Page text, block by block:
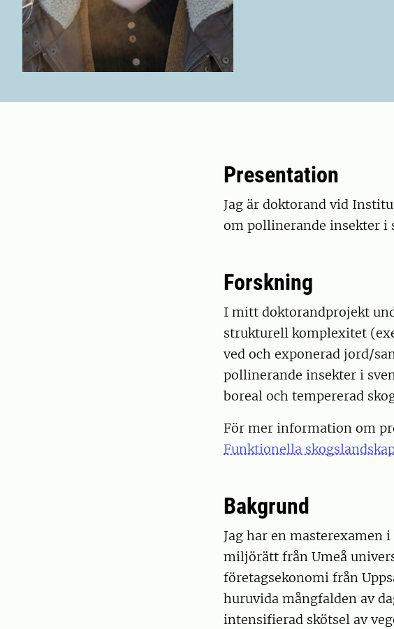
Presentation
Jag är doktorand vid
om pollinerande insekter i
Forskning
I mitt doktorandprojekt
strukturell komplexitet
ved och exponerad jord/
pollinerande insekter i
boreal och tempererad
För mer information om
Funktionella
Bakgrund
Jag har en
miljörätt från Umeå
företagsekonomi från
huruvida mångfalden av
intensifierad skötsel av